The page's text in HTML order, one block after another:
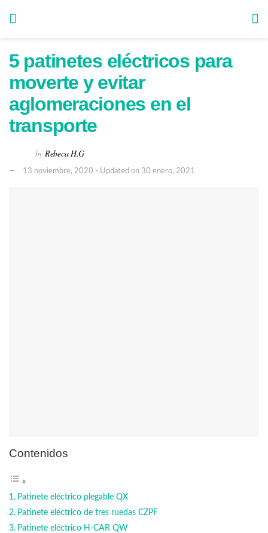
5 patinetes eléctricos para
moverte y evitar
aglomeraciones en el
transporte
by Rebeca H.G
13 noviembre, 2020 - Updated on 30 enero, 2021
Contenidos
Patinete eléctrico plegable QX
Patinete eléctrico de tres ruedas CZPF
Patinete eléctrico H-CAR QW